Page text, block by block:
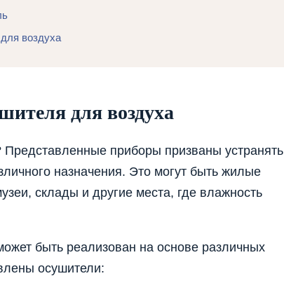
воздуха
для воздуха
Представленные приборы призваны устранять
назначения. Это могут быть жилые
склады и другие места, где влажность
быть реализован на основе различных
осушители: